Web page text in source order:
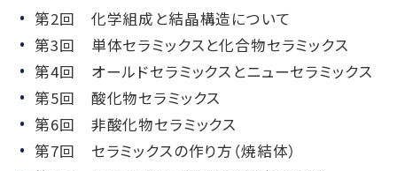
第2回 化学組成と結晶構造について
第3回 単体セラミックスと化合物セラミックス
第4回 オールドセラミックスとニューセラミックス
第5回 酸化物セラミックス
第6回 非酸化物セラミックス
第7回 セラミックスの作り方（焼結体）